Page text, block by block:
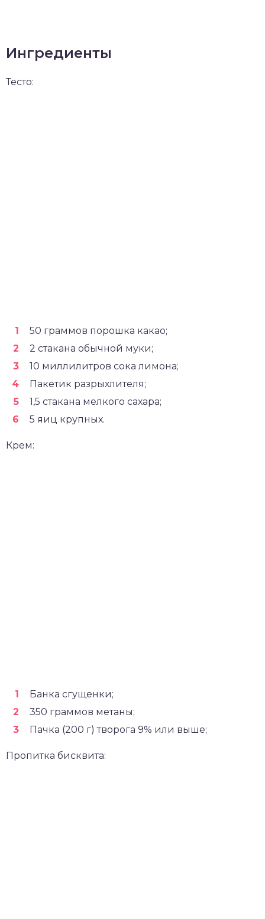
Ингредиенты
Тесто:
50 граммов порошка какао;
2 стакана обычной муки;
10 миллилитров сока лимона;
Пакетик разрыхлителя;
1,5 стакана мелкого сахара;
5 яиц крупных.
Крем:
Банка сгущенки;
350 граммов метаны;
Пачка (200 г) творога 9% или выше;
Пропитка бисквита: